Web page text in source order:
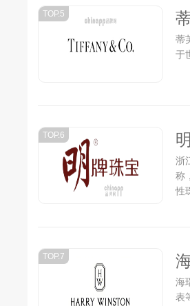
TOP.5
蒂
于
TOP.6
浙
称
性
TOP.7
海
表